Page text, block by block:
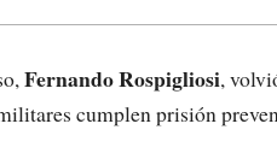
Fernando Rospigliosi,
cumplen prisión